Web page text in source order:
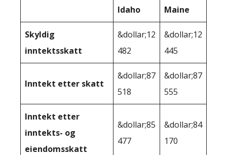
Idaho Maine
Skyldig
inntektsskatt
&dollar;12
482
&dollar;12
445
Inntekt etter skatt
&dollar;87
518
&dollar;87
555
Inntekt etter
inntekts- og
eiendomsskatt
&dollar;85
477
&dollar;84
170